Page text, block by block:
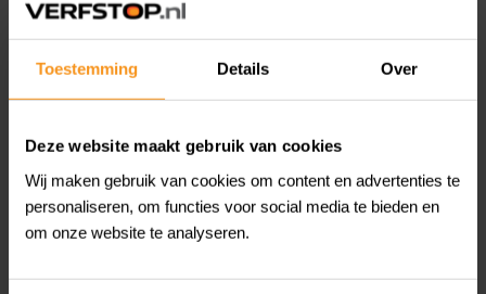
Toestemming Details Over
Deze website maakt gebruik van cookies
Wij maken gebruik van cookies om content en advertenties te
personaliseren, om functies voor social media te bieden en
om onze website te analyseren.
Belangrijkste kenmerken van Sikkens Rubbol BL
Rezisto Satin:
Watergedragen
Duurzaam en
stootvast:
slijtage.
Huidvetbestendig:
Ideaal voor intensief gebruikte